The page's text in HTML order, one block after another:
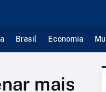
Brasil Economia
mais